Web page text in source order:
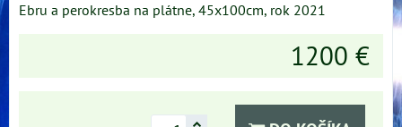
Ebru a perokresba na plátne, 45x100cm, rok 2021
1200 €